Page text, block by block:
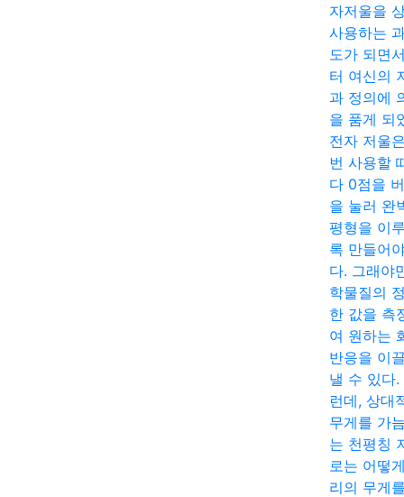
자저울을
사용하는
도가 되면
터 여신의
과 정의에
을 품게 되
전자 저울
번 사용할
다 0점을
을 눌러 완
평형을 이
록 만들어
다. 그래야
학물질의
한 값을 측
여 원하는
반응을 이
낼 수 있다.
런데, 상대
무게를 가
는 천평칭
로는 어떻
리의 무게